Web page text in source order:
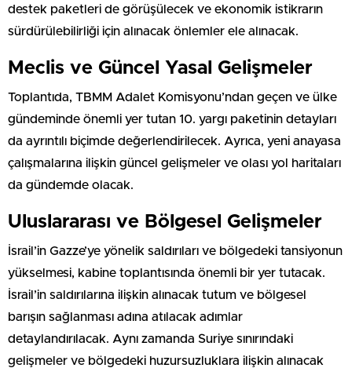
destek paketleri de görüşülecek ve ekonomik istikrarın
sürdürülebilirliği için alınacak önlemler ele alınacak.
Meclis ve Güncel Yasal Gelişmeler
Toplantıda, TBMM Adalet Komisyonu’ndan geçen ve ülke
gündeminde önemli yer tutan 10. yargı paketinin detayları
da ayrıntılı biçimde değerlendirilecek. Ayrıca, yeni anayasa
çalışmalarına ilişkin güncel gelişmeler ve olası yol haritaları
da gündemde olacak.
Uluslararası ve Bölgesel Gelişmeler
İsrail’in Gazze’ye yönelik saldırıları ve bölgedeki tansiyonun
yükselmesi, kabine toplantısında önemli bir yer tutacak.
İsrail’in saldırılarına ilişkin alınacak tutum ve bölgesel
barışın sağlanması adına atılacak adımlar
detaylandırılacak. Aynı zamanda Suriye sınırındaki
gelişmeler ve bölgedeki huzursuzluklara ilişkin alınacak